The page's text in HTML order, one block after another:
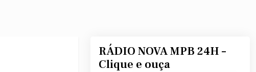
RÁDIO NOVA MPB 24H –
Clique e ouça